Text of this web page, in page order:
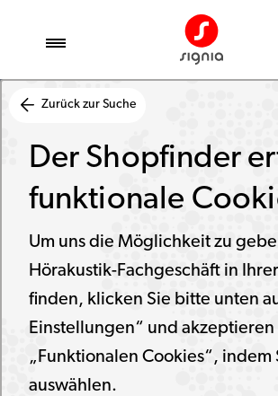
Zurück zur Suche
Der Shopfinder
funktionale
Um uns die Möglichkeit zu
Hörakustik-Fachgeschäft in
finden, klicken Sie bitte unten
Einstellungen“ und akzeptieren
„Funktionalen Cookies“, indem
auswählen.